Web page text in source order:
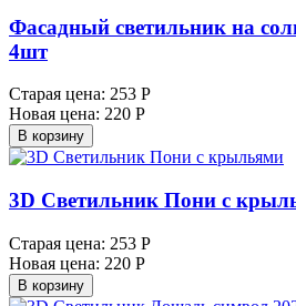
Фасадный светильник на
4шт
Старая цена: 253 Р
Новая цена: 220 Р
В корзину
3D Светильник Пони с
Старая цена: 253 Р
Новая цена: 220 Р
В корзину